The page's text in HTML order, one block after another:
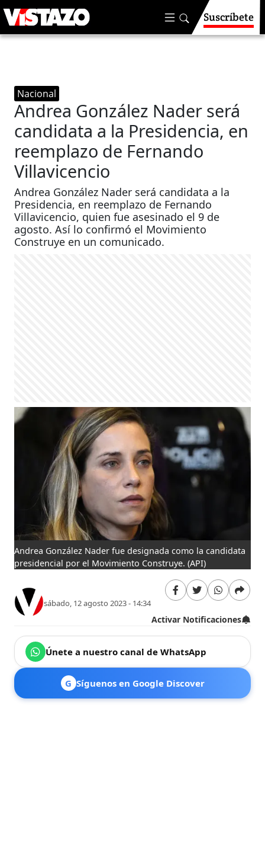
Suscríbete
Nacional
Andrea González Nader será
candidata a la Presidencia, en
reemplazo de Fernando
Villavicencio
Andrea González Nader será candidata a la
Presidencia, en reemplazo de Fernando
Villavicencio, quien fue asesinado el 9 de
agosto. Así lo confirmó el Movimiento
Construye en un comunicado.
Andrea González Nader fue designada como la candidata
presidencial por el Movimiento Construye. (API)
sábado, 12 agosto 2023 - 14:34
Activar Notificaciones
Únete a nuestro canal de WhatsApp
G Síguenos en Google Discover